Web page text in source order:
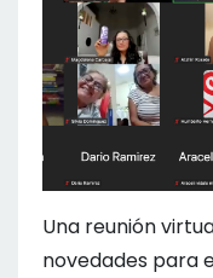
Una reunión
novedades para